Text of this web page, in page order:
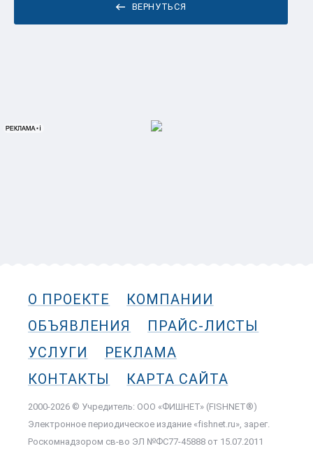
ВЕРНУТЬСЯ
О ПРОЕКТЕ
КОМПАНИИ
ОБЪЯВЛЕНИЯ
ПРАЙС-ЛИСТЫ
УСЛУГИ
РЕКЛАМА
КОНТАКТЫ
КАРТА САЙТА
2000-2026 © Учредитель: ООО «ФИШНЕТ» (FISHNET®)
Электронное периодическое издание «fishnet.ru», зарег.
Роскомнадзором cв-во ЭЛ №ФС77-45888 от 15.07.2011